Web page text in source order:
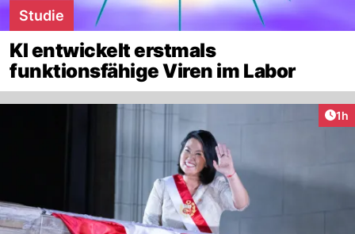
Studie
KI entwickelt erstmals
funktionsfähige Viren im Labor
1h